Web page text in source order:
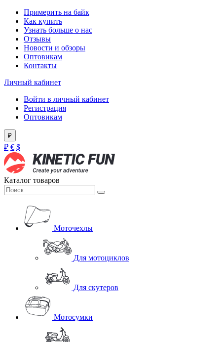
Примерить на байк
Как купить
Узнать больше о нас
Отзывы
Новости и обзоры
Оптовикам
Контакты
Личный кабинет
Войти в личный кабинет
Регистрация
Оптовикам
₽
₽ € $
Каталог товаров
Моточехлы
Для мотоциклов
Для скутеров
Мотосумки